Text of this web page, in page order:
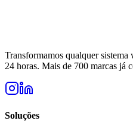
Transformamos qualquer
24 horas. Mais de 700 marcas já
Soluções